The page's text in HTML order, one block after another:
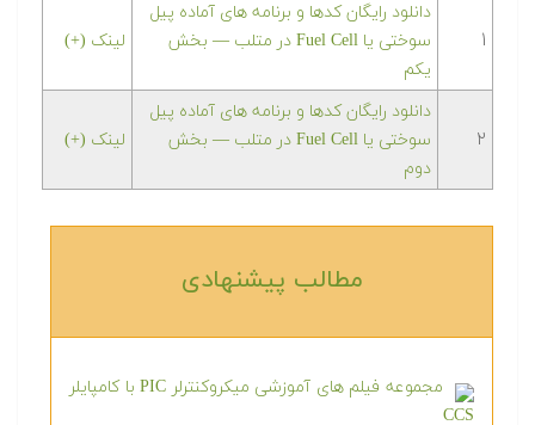
۱
دانلود رایگان کدها و برنامه های آماده پیل
سوختی یا Fuel Cell در متلب‬‬ — بخش
یکم
لینک (+)
۲
دانلود رایگان کدها و برنامه های آماده پیل
سوختی یا Fuel Cell در متلب‬‬ — بخش
دوم
لینک (+)
مطالب پیشنهادی‎
مجموعه فیلم های آموزشی میکروکنترلر PIC با کامپایلر
CCS